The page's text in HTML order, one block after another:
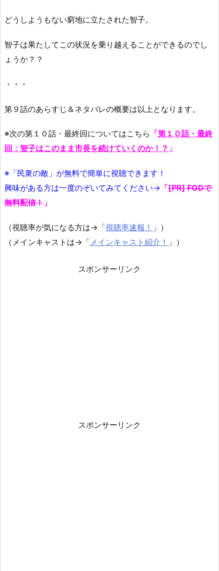
どうしようもない窮地に立たされた智子。
智子は果たしてこの状況を乗り越えることができるのでし
ょうか？？
・・・
第９話のあらすじ＆ネタバレの概要は以上となります。
※次の第１０話・最終回についてはこちら 「第１０話・最終
回：智子はこのまま市長を続けていくのか！？ 」
※「民衆の敵」が無料で簡単に視聴できます！
興味がある方は一度のぞいてみてください→ 「[PR] FODで
無料配信！ 」
（視聴率が気になる方は→「視聴率速報！ 」）
（メインキャストは→「 メインキャスト紹介！ 」）
スポンサーリンク
スポンサーリンク